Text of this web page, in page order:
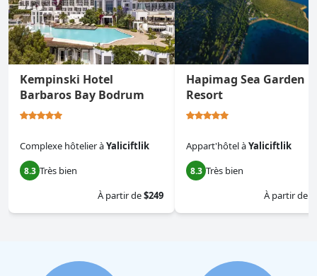
Kempinski Hotel
Barbaros Bay Bodrum
Complexe hôtelieràYaliciftlik
8.3 Très bien
À partir de$249
Hapimag Sea Garden
Resort
Appart'hôtelàYaliciftlik
8.3 Très bien
À partir de